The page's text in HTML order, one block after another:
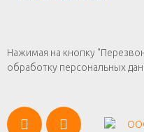
Нажимая на кнопку
обработку персональных